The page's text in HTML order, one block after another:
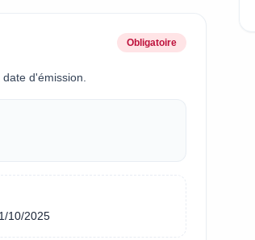
Obligatoire
d'émission.
10/2025